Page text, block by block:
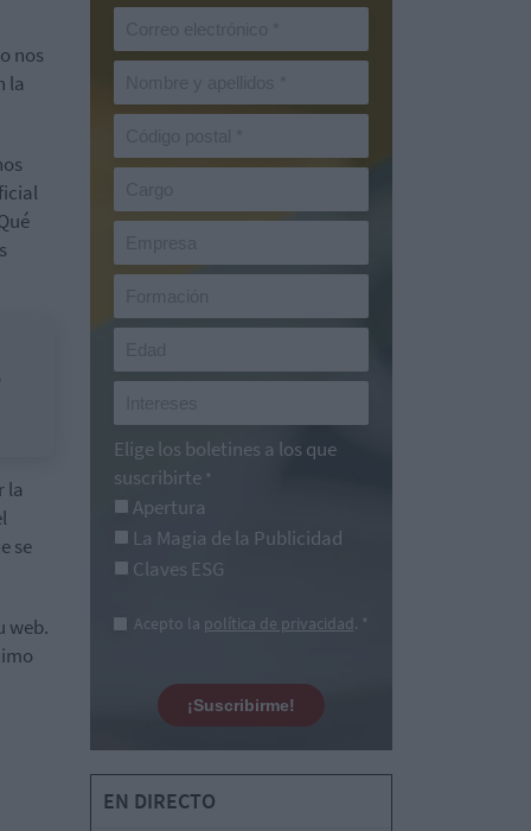
nos
la
la
se
web.
Elige los boletines a los que
suscribirte *
Apertura
La Magia de la Publicidad
Claves ESG
Acepto la política de privacidad. *
¡Suscribirme!
EN DIRECTO